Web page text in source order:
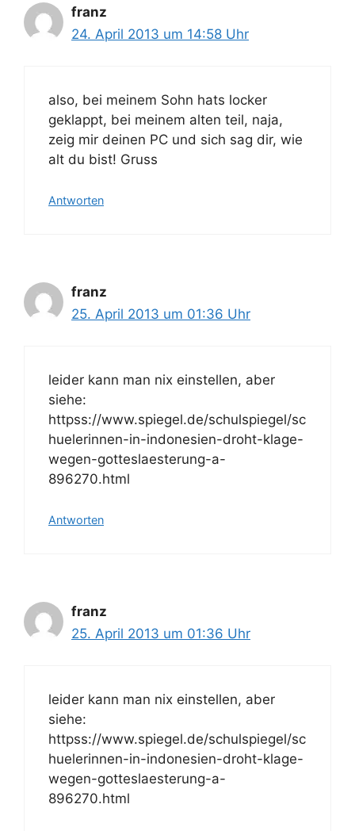
franz
24. April 2013 um 14:58 Uhr
also, bei meinem Sohn hats locker
geklappt, bei meinem alten teil, naja,
zeig mir deinen PC und sich sag dir, wie
alt du bist! Gruss
Antworten
franz
25. April 2013 um 01:36 Uhr
leider kann man nix einstellen, aber
siehe:
httpss://www.spiegel.de/schulspiegel/sc
huelerinnen-in-indonesien-droht-klage-
wegen-gotteslaesterung-a-
896270.html
Antworten
franz
25. April 2013 um 01:36 Uhr
leider kann man nix einstellen, aber
siehe:
httpss://www.spiegel.de/schulspiegel/sc
huelerinnen-in-indonesien-droht-klage-
wegen-gotteslaesterung-a-
896270.html